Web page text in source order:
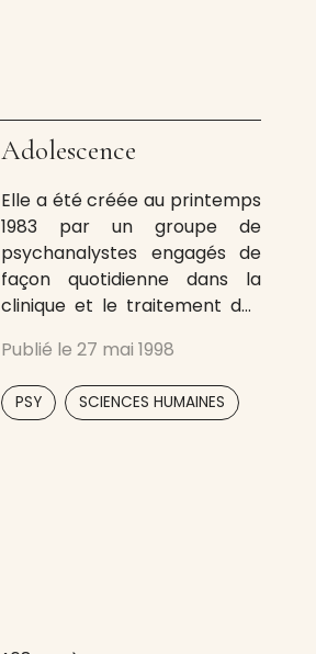
Adolescence
Elle a été créée au printemps
1983 par un groupe de
psychanalystes engagés de
façon quotidienne dans la
clinique et le traitement des
se présente sous la forme
d’une partie centrale
élaborant le thème énoncé
Publié le 27 mai 1998
PSY SCIENCES HUMAINES